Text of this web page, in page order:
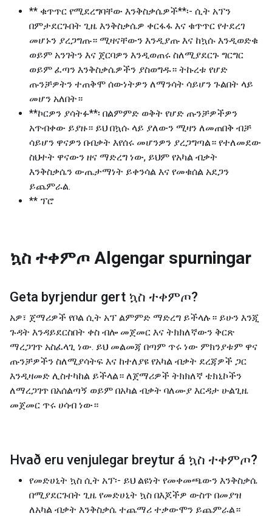
** ቁጥጥር የሚደረግባቸው እንቅስቃሴዎች**፡- ሲት አፕን
በምታደርጉበት ጊዜ እንቅስቃሴዎ ቀርፋፋ እና ቁጥጥር የተደረገ
መሆኑን ያረጋግጡ። ሚዛናቸውን እንዲያጡ እና ከኳሱ እንዲወድቁ
ወይም አንገትን እና ጀርባዎን እንዲወጠሩ ስለሚያደርጉ ግርግር
ወይም ፈጣን እንቅስቃሴዎችን ያስወግዱ። ትኩረቱ የሆድ
ጡንቻዎትን ተጠቅሞ ሰውነትዎን ለማንሳት ሳይሆን ጉልበት ላይ
መሆን አለበት።
**ኮርዎን ያሳትፉ**፡ በልምምድ ወቅት የሆድ ጡንቻዎችዎን
አጥብቀው ይያዙ። ይህ በኳሱ ላይ ያለውን ሚዛን ለመጠበቅ ብቻ
ሳይሆን ዋናዎን በብቃት እየሰሩ መሆንዎን ያረጋግጣል። የተለመደው
ስህተት ዋናውን ዘና ማድረግ ነው, ይህም የአካል ብቃት
እንቅስቃሴን ውጤታማነት ይቀንሳል እና የመቁሰል አደጋን
ይጨምራል.
** ፕሮ
ኳስ ተቀምጦ Algengar spurningar
Geta byrjendur gert ኳስ ተቀምጦ?
አዎ፣ ጀማሪዎች የቦል ሲት አፕ ልምምድ ማድረግ ይችላሉ። ይሁን እንጂ
ጉዳት እንዳይደርስበት ቀስ ብሎ መጀመር እና ትክክለኛውን ቅርጽ
ማረጋገጥ አስፈላጊ ነው. ይህ መልመጃ በጣም ጥሩ ነው ምክንያቱም ዋና
ጡንቻዎችን ስለሚያሳትፍ እና ከተለያዩ የአካል ብቃት ደረጃዎች ጋር
እንዲዛመድ ሊስተካከል ይችላል። ለጀማሪዎች ትክክለኛ ቴክኒኮችን
ለማረጋገጥ በአሰልጣኝ ወይም በአካል ብቃት ባለሙያ እርዳታ ሁልጊዜ
መጀመር ጥሩ ሀሳብ ነው።
Hvað eru venjulegar breytur á ኳስ ተቀምጦ?
የመድሀኒት ኳስ ሲት አፕ፡- ይህ ልዩነት የመቀመጫውን እንቅስቃሴ
በሚያደርጉበት ጊዜ የመድሀኒት ኳስ በእጆችዎ ውስጥ በመያዝ
ለአካል ብቃት እንቅስቃሴ ተጨማሪ ተቃውሞን ይጨምራል።